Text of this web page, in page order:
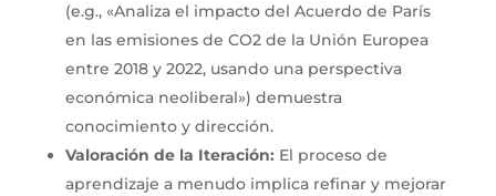
(e.g., «Analiza el impacto del Acuerdo de París
en las emisiones de CO2 de la Unión Europea
entre 2018 y 2022, usando una perspectiva
económica neoliberal») demuestra
conocimiento y dirección.
Valoración de la Iteración: El proceso de
aprendizaje a menudo implica refinar y mejorar